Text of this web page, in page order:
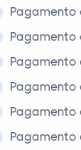
Pagamento
Pagamento
Pagamento
Pagamento
Pagamento
Pagamento